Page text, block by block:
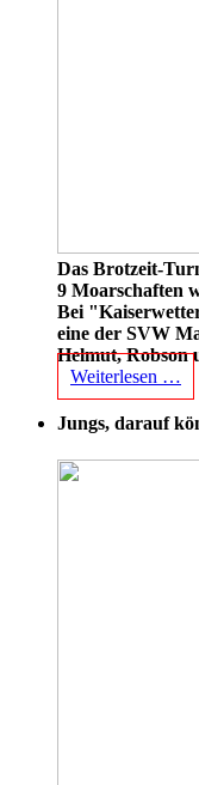
Das Brotzeit-
9 Moarschaften
Bei
eine der SVW
Helmut, Robson
Weiterlesen …
Jungs, darauf